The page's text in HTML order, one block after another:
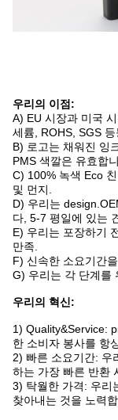
우리의 이점:
A) EU 시장과 미국
세륨, ROHS, SGS 등
B) 로고는 채워진 잉
PMS 색깔은 유효합
C) 100% 녹색 Eco
및 먼지.
D) 우리는
다, 5-7 평일에 있는
E) 우리는 포장하기
만족.
F) 신속한 소요기간
G) 우리는 각 단계를
우리의 혁신:
1) Quality&Service:
한 소비자 봉사를 항
2) 빠른 소요기간: 우
하는 가장 빠른 반환
3) 탁월한 가격: 우리
찾아내는 것을 노력